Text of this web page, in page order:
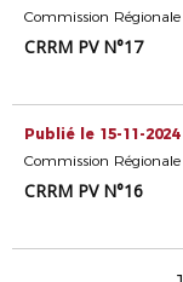
CRRM PV N°17
Publié le 15-11-2024
CRRM PV N°16